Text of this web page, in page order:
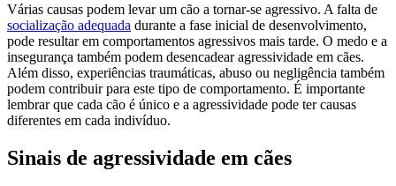
Várias causas podem levar um cão a tornar-se agressivo. A falta de
socialização adequada durante a fase inicial de desenvolvimento,
pode resultar em comportamentos agressivos mais tarde. O medo e a
insegurança também podem desencadear agressividade em cães.
Além disso, experiências traumáticas, abuso ou negligência também
podem contribuir para este tipo de comportamento. É importante
lembrar que cada cão é único e a agressividade pode ter causas
diferentes em cada indivíduo.
Sinais de agressividade em cães